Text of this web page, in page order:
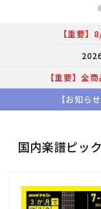
【重要】
【重要】全
【お知ら
国内楽譜ピッ